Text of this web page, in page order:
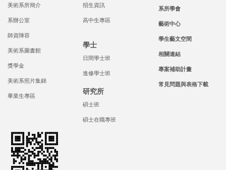
美術系所簡介
系辦公室
師資陣容
美術系圖書館
獎學金
美術系照片集錦
畢業生專區
招生資訊
高中生專區
學士
日間學士班
進修學士班
研究所
碩士班
碩士在職專班
系所學會
藝術中心
學生藝文空間
相關連結
專案補助計畫
常見問題與表格下載